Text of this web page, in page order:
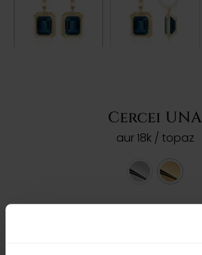
Cercei UNA
aur 18k / topaz